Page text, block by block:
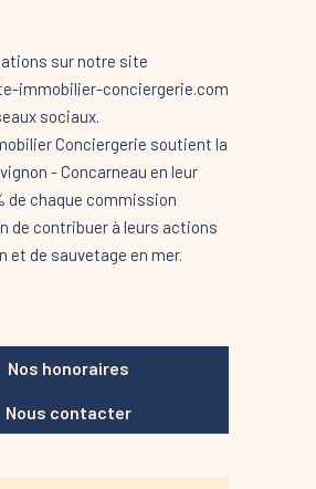
sur notre site
immobilier-conciergerie.com
sociaux.
Conciergerie soutient la
- Concarneau en leur
de chaque commission
de contribuer à leurs actions
et de sauvetage en mer.
Nos honoraires
Nous contacter